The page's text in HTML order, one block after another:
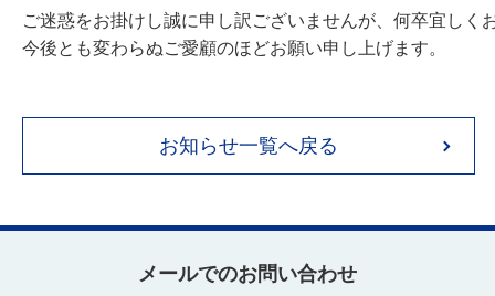
ご迷惑をお掛けし誠に申し訳ございませんが、何卒宜しく
今後とも変わらぬご愛顧のほどお願い申し上げます。
お知らせ一覧へ戻る
メールでのお問い合わせ